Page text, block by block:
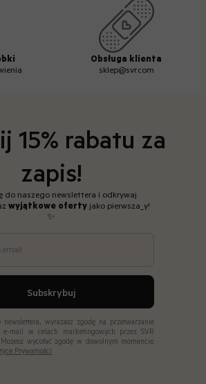
Obsługa klienta
sklep@svr.com
15% rabatu za
zapis!
do naszego newslettera i odkrywaj
wyjątkowe oferty jako pierwsza_y!
✨
email
Subskrybuj
newslettera, wyrażasz zgodę na przetwarzanie
e-mail w celach marketingowych przez SVR
Możesz wycofać zgodę w dowolnym momencie.
Prywatności.